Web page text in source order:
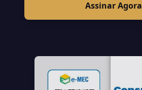
Assinar Agora